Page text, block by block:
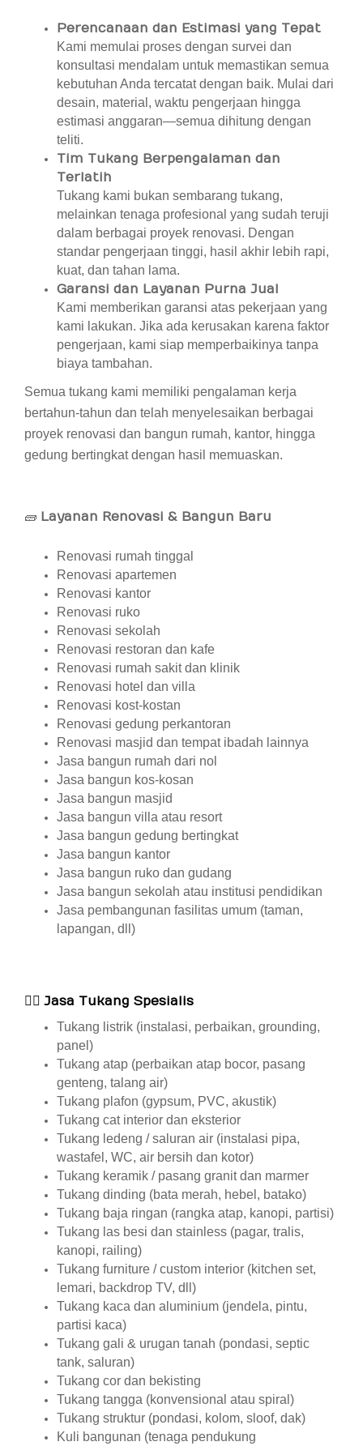
Perencanaan dan Estimasi yang Tepat
Kami memulai proses dengan survei dan
konsultasi mendalam untuk memastikan semua
kebutuhan Anda tercatat dengan baik. Mulai dari
desain, material, waktu pengerjaan hingga
estimasi anggaran—semua dihitung dengan
teliti.
Tim Tukang Berpengalaman dan
Terlatih
Tukang kami bukan sembarang tukang,
melainkan tenaga profesional yang sudah teruji
dalam berbagai proyek renovasi. Dengan
standar pengerjaan tinggi, hasil akhir lebih rapi,
kuat, dan tahan lama.
Garansi dan Layanan Purna Jual
Kami memberikan garansi atas pekerjaan yang
kami lakukan. Jika ada kerusakan karena faktor
pengerjaan, kami siap memperbaikinya tanpa
biaya tambahan.
Semua tukang kami memiliki pengalaman kerja
bertahun-tahun dan telah menyelesaikan berbagai
proyek renovasi dan bangun rumah, kantor, hingga
gedung bertingkat dengan hasil memuaskan.
🧱 Layanan Renovasi & Bangun Baru
Renovasi rumah tinggal
Renovasi apartemen
Renovasi kantor
Renovasi ruko
Renovasi sekolah
Renovasi restoran dan kafe
Renovasi rumah sakit dan klinik
Renovasi hotel dan villa
Renovasi kost-kostan
Renovasi gedung perkantoran
Renovasi masjid dan tempat ibadah lainnya
Jasa bangun rumah dari nol
Jasa bangun kos-kosan
Jasa bangun masjid
Jasa bangun villa atau resort
Jasa bangun gedung bertingkat
Jasa bangun kantor
Jasa bangun ruko dan gudang
Jasa bangun sekolah atau institusi pendidikan
Jasa pembangunan fasilitas umum (taman,
lapangan, dll)
👷‍♂️ Jasa Tukang Spesialis
Tukang listrik (instalasi, perbaikan, grounding,
panel)
Tukang atap (perbaikan atap bocor, pasang
genteng, talang air)
Tukang plafon (gypsum, PVC, akustik)
Tukang cat interior dan eksterior
Tukang ledeng / saluran air (instalasi pipa,
wastafel, WC, air bersih dan kotor)
Tukang keramik / pasang granit dan marmer
Tukang dinding (bata merah, hebel, batako)
Tukang baja ringan (rangka atap, kanopi, partisi)
Tukang las besi dan stainless (pagar, tralis,
kanopi, railing)
Tukang furniture / custom interior (kitchen set,
lemari, backdrop TV, dll)
Tukang kaca dan aluminium (jendela, pintu,
partisi kaca)
Tukang gali & urugan tanah (pondasi, septic
tank, saluran)
Tukang cor dan bekisting
Tukang tangga (konvensional atau spiral)
Tukang struktur (pondasi, kolom, sloof, dak)
Kuli bangunan (tenaga pendukung